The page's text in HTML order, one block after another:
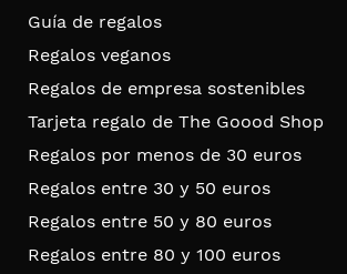
Guía de regalos
Regalos veganos
Regalos de empresa sostenibles
Tarjeta regalo de The Goood Shop
Regalos por menos de 30 euros
Regalos entre 30 y 50 euros
Regalos entre 50 y 80 euros
Regalos entre 80 y 100 euros